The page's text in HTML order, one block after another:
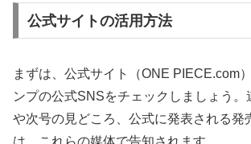
公式サイトの活用方法
まずは、公式サイト（ONE PIECE.com
ンプの公式SNSをチェックしましょう。
や次号の見どころ、公式に発表される発
は、これらの媒体で告知されます。